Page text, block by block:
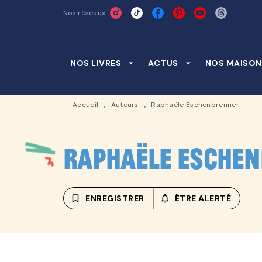
RECHERCHE CONTENU
Nos réseaux
NOS LIVRES arrow_drop_down ACTUS arrow_drop_down NOS
Accueil • Auteurs • Raphaële Eschenbrenner
Raphaële
bookmark_border ENREGISTRER notifications_none_outlined
ÊTRE ALERTÉ